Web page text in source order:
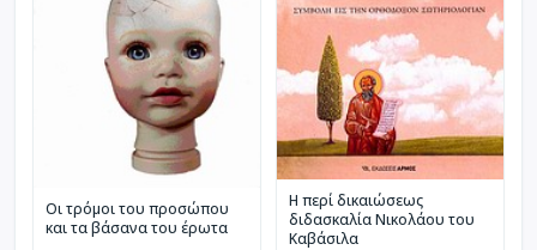
Οι τρόμοι του προσώπου
και τα βάσανα του έρωτα
Η περί δικαιώσεως
διδασκαλία Νικολάου του
Καβάσιλα